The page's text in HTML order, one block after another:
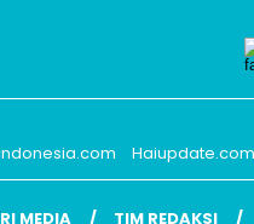
Haiupdate.com
MEDIA TIM REDAKSI